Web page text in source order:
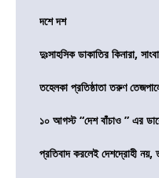
দশে দশ
দুঃসাহসিক ডাকাতির কিনারা,
তহেলকা প্রতিষ্ঠাতা তরুণ
১০ আগস্ট “দেশ বাঁচাও ” এর
প্রতিবাদ করলেই দেশদ্রোহী